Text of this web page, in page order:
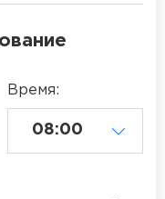
Время: